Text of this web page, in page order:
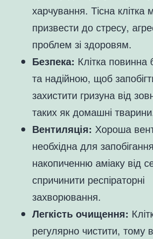
харчування. Тісна клітка
призвести до стресу,
проблем зі здоровям.
Безпека: Клітка повинна
та надійною, щоб
захистити гризуна від
таких як домашні
Вентиляція: Хороша
необхідна для запобігання
накопиченню аміаку від
спричинити респіраторні
захворювання.
Легкість очищення:
регулярно чистити,